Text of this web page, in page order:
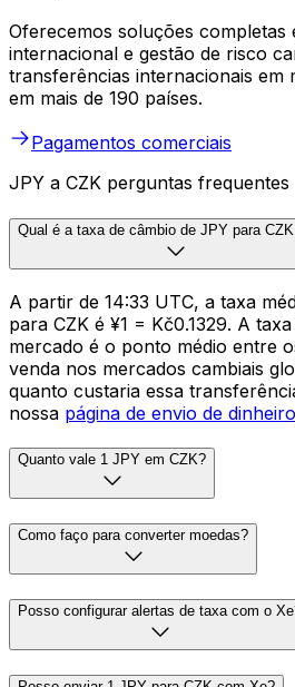
Oferecemos soluções completas
internacional e gestão de risco
transferências internacionais em
em mais de 190 países.
Pagamentos comerciais
JPY a CZK perguntas frequentes
Qual é a taxa de câmbio de JPY para
A partir de 14:33 UTC, a taxa
para CZK é ¥1 = Kč0.1329. A
mercado é o ponto médio entre
venda nos mercados cambiais
quanto custaria essa
nossa página de envio de dinheiro
Quanto vale 1 JPY em CZK?
Como faço para converter moedas?
Posso configurar alertas de taxa com o